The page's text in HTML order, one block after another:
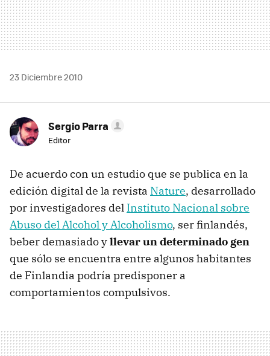
23 Diciembre 2010
Sergio Parra
Editor
De acuerdo con un estudio que se publica en la
edición digital de la revista Nature, desarrollado
por investigadores del Instituto Nacional sobre
Abuso del Alcohol y Alcoholismo, ser finlandés,
beber demasiado yllevar un determinado gen
que sólo se encuentra entre algunos habitantes
de Finlandia podría predisponer a
comportamientos compulsivos.